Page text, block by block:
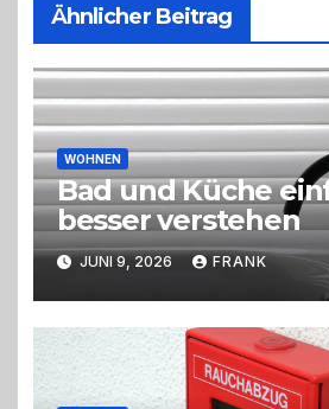
Ähnlicher Beitrag
WOHNEN
Bad und Küche
besser verstehen
JUNI 9, 2026 FRANK